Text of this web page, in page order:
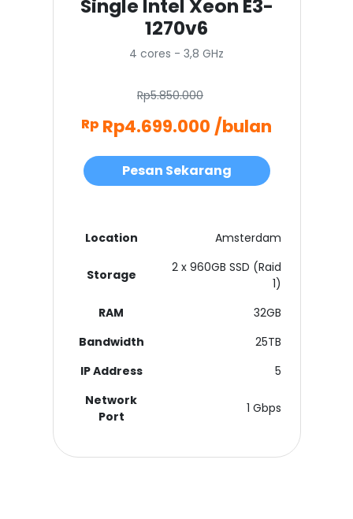
Single Intel Xeon E3-
1270v6
4 cores - 3,8 GHz
Rp5.850.000
Rp Rp4.699.000 /bulan
Pesan Sekarang
Location Amsterdam
Storage
2 x 960GB SSD (Raid
1)
RAM
32GB
Bandwidth
25TB
IP Address
5
Network
Port
1 Gbps